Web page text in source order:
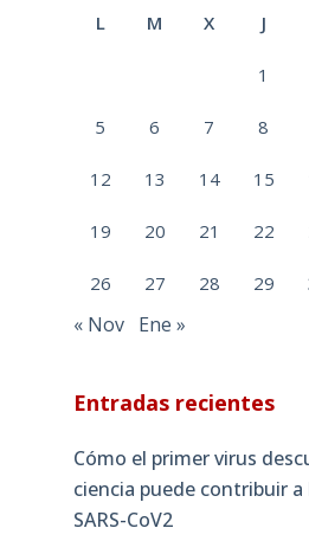
L M X J
1
5 6 7 8
12 13 14 15
19 20 21 22
26 27 28 29
« Nov Ene »
Entradas recientes
Cómo el primer virus
ciencia puede contribuir
SARS-CoV2